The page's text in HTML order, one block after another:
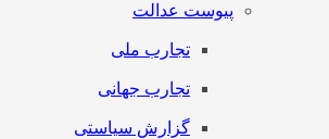
پیوست عدالت
تجارب ملی
تجارب جهانی
گزارش سیاستی